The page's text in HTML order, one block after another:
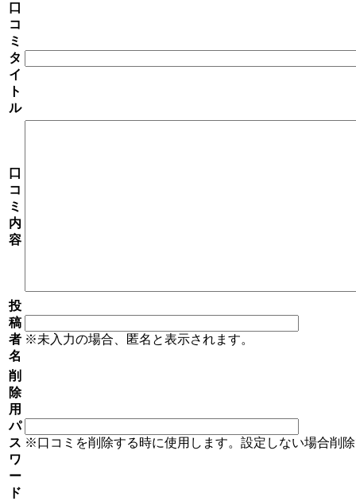
口
コ
ミ
タ
イ
ト
ル
口
コ
ミ
内
容
投
稿
者
名
※未入力の場合、匿名と表示されます。
削
除
用
パ
ス
ワ
ー
ド
※口コミを削除する時に使用します。設定しない場合削